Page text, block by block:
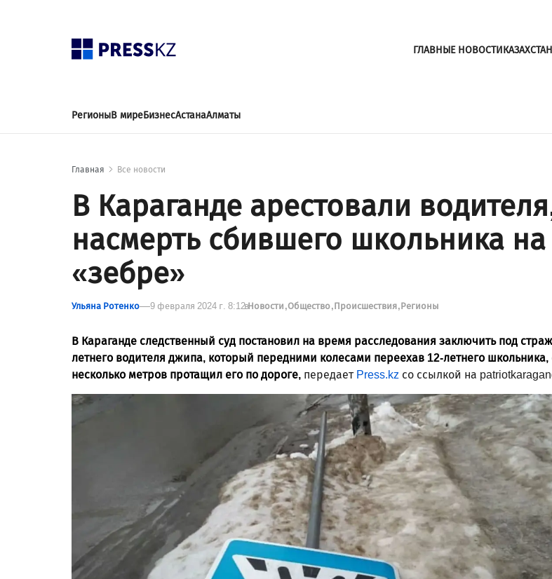
ГЛАВНЫЕ НОВОСТИКАЗАХСТАН
РегионыВ миреБизнесАстанаАлматы
Главная Все новости
В Караганде арестовали
насмерть сбившего школьника на
«зебре»
Ульяна Ротенко 9 февраля 2024 г. 8:12вНовостиОбщество Происшествия Регионы
В Караганде следственный суд постановил на время расследования заключить под
летнего водителя джипа, который передними колесами переехав 12-летнего
несколько метров протащил его по дороге, передает Press.kz со ссылкой на